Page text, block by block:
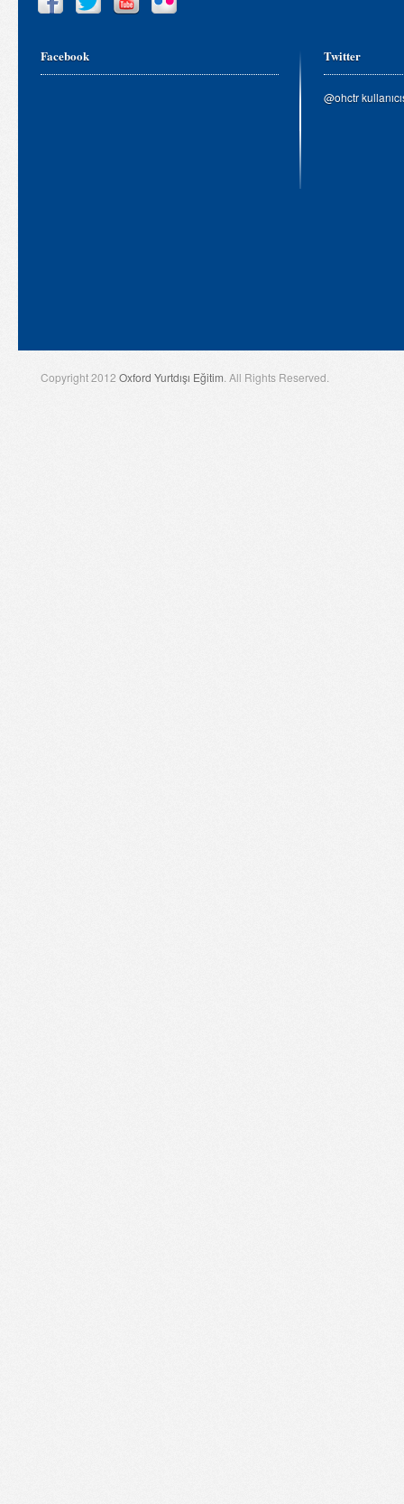
Facebook Twitter
@ohctr
Copyright 2012 Oxford Yurtdışı Eğitim. All Rights Reserved.